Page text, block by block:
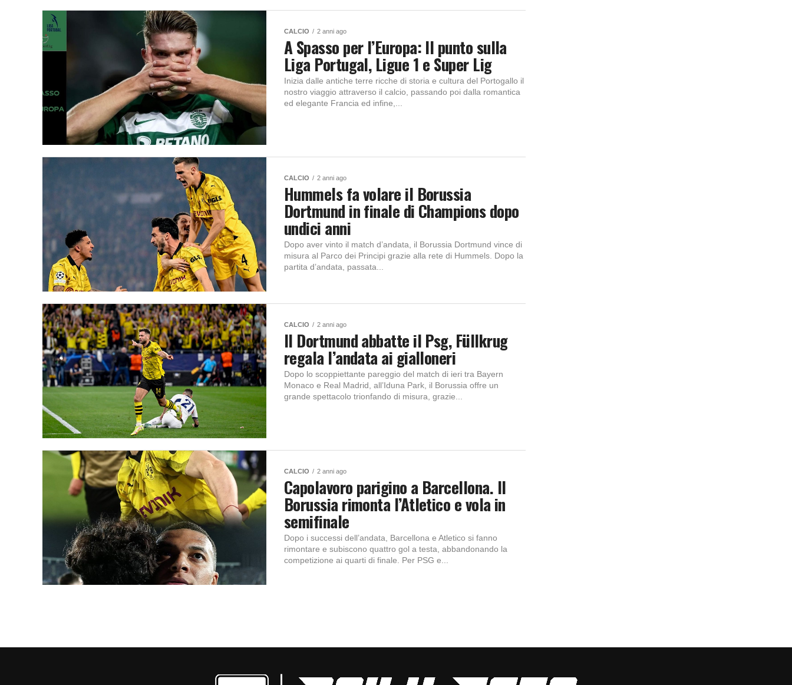
CALCIO 2 anni ago
A Spasso per l’Europa: Il punto sulla
Liga Portugal, Ligue 1 e Super Lig
Inizia dalle antiche terre ricche di storia e cultura del Portogallo il
nostro viaggio attraverso il calcio, passando poi dalla romantica
ed elegante Francia ed infine,...
CALCIO 2 anni ago
Hummels fa volare il Borussia
Dortmund in finale di Champions dopo
undici anni
Dopo aver vinto il match d’andata, il Borussia Dortmund vince di
misura al Parco dei Principi grazie alla rete di Hummels. Dopo la
partita d’andata, passata...
CALCIO 2 anni ago
Il Dortmund abbatte il Psg, Füllkrug
regala l’andata ai gialloneri
Dopo lo scoppiettante pareggio del match di ieri tra Bayern
Monaco e Real Madrid, all’Iduna Park, il Borussia offre un
grande spettacolo trionfando di misura, grazie...
CALCIO 2 anni ago
Capolavoro parigino a Barcellona. Il
Borussia rimonta l’Atletico e vola in
semifinale
Dopo i successi dell’andata, Barcellona e Atletico si fanno
rimontare e subiscono quattro gol a testa, abbandonando la
competizione ai quarti di finale. Per PSG e...